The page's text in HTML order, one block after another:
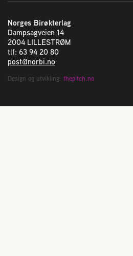
Norges Birøkterlag
Dampsagveien 14
2004 LILLESTRØM
tlf: 63 94 20 80
post@norbi.no
Design og utvikling: thepitch.no